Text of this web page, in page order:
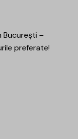
București –
preferate!